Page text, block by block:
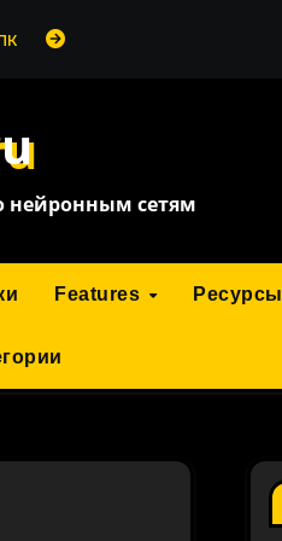
нейросеть перефразировка
нейронным сетям
Features Ресурсы